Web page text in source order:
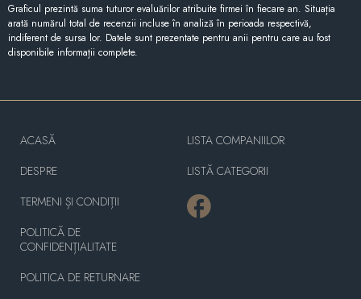
Graficul prezintă suma tuturor evaluărilor atribuite firmei în fiecare an. Situația
arată numărul total de recenzii incluse în analiză în perioada respectivă,
indiferent de sursa lor. Datele sunt prezentate pentru anii pentru care au fost
disponibile informații complete.
ACASĂ
DESPRE
TERMENI ȘI CONDIȚII
POLITICĂ DE
CONFIDENȚIALITATE
POLITICA DE RETURNARE
LISTA COMPANIILOR
LISTĂ CATEGORII